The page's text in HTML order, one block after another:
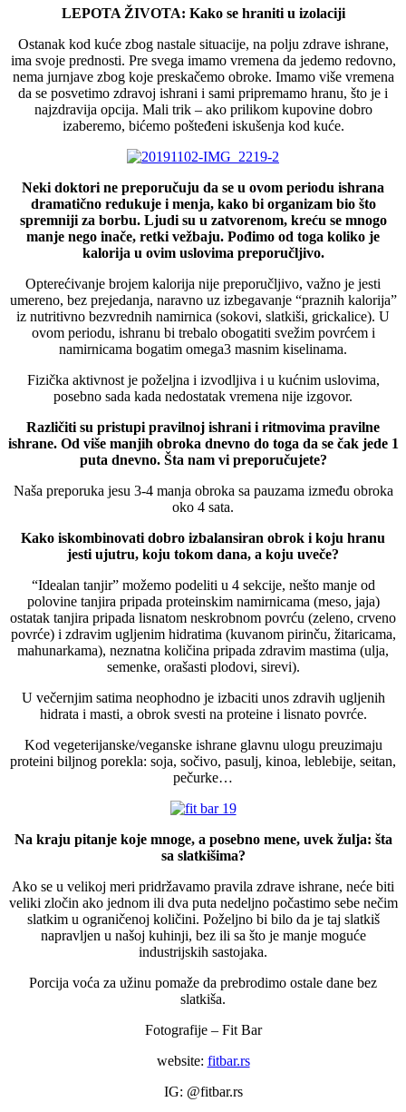
LEPOTA ŽIVOTA: Kako se hraniti u izolaciji
Ostanak kod kuće zbog nastale situacije, na polju zdrave ishrane,
ima svoje prednosti. Pre svega imamo vremena da jedemo redovno,
nema jurnjave zbog koje preskačemo obroke. Imamo više vremena
da se posvetimo zdravoj ishrani i sami pripremamo hranu, što je i
najzdravija opcija. Mali trik – ako prilikom kupovine dobro
izaberemo, bićemo pošteđeni iskušenja kod kuće.
Neki doktori ne preporučuju da se u ovom periodu ishrana
dramatično redukuje i menja, kako bi organizam bio što
spremniji za borbu. Ljudi su u zatvorenom, kreću se mnogo
manje nego inače, retki vežbaju. Pođimo od toga koliko je
kalorija u ovim uslovima preporučljivo.
Opterećivanje brojem kalorija nije preporučljivo, važno je jesti
umereno, bez prejedanja, naravno uz izbegavanje “praznih kalorija”
iz nutritivno bezvrednih namirnica (sokovi, slatkiši, grickalice). U
ovom periodu, ishranu bi trebalo obogatiti svežim povrćem i
namirnicama bogatim omega3 masnim kiselinama.
Fizička aktivnost je poželjna i izvodljiva i u kućnim uslovima,
posebno sada kada nedostatak vremena nije izgovor.
Različiti su pristupi pravilnoj ishrani i ritmovima pravilne
ishrane. Od više manjih obroka dnevno do toga da se čak jede 1
puta dnevno. Šta nam vi preporučujete?
Naša preporuka jesu 3-4 manja obroka sa pauzama između obroka
oko 4 sata.
Kako iskombinovati dobro izbalansiran obrok i koju hranu
jesti ujutru, koju tokom dana, a koju uveče?
“Idealan tanjir” možemo podeliti u 4 sekcije, nešto manje od
polovine tanjira pripada proteinskim namirnicama (meso, jaja)
ostatak tanjira pripada lisnatom neskrobnom povrću (zeleno, crveno
povrće) i zdravim ugljenim hidratima (kuvanom pirinču, žitaricama,
mahunarkama), neznatna količina pripada zdravim mastima (ulja,
semenke, orašasti plodovi, sirevi).
U večernjim satima neophodno je izbaciti unos zdravih ugljenih
hidrata i masti, a obrok svesti na proteine i lisnato povrće.
Kod vegeterijanske/veganske ishrane glavnu ulogu preuzimaju
proteini biljnog porekla: soja, sočivo, pasulj, kinoa, leblebije, seitan,
pečurke…
Na kraju pitanje koje mnoge, a posebno mene, uvek žulja: šta
sa slatkišima?
Ako se u velikoj meri pridržavamo pravila zdrave ishrane, neće biti
veliki zločin ako jednom ili dva puta nedeljno počastimo sebe nečim
slatkim u ograničenoj količini. Poželjno bi bilo da je taj slatkiš
napravljen u našoj kuhinji, bez ili sa što je manje moguće
industrijskih sastojaka.
Porcija voća za užinu pomaže da prebrodimo ostale dane bez
slatkiša.
Fotografije – Fit Bar
website: fitbar.rs
IG: @fitbar.rs